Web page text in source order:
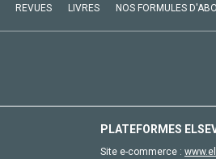
REVUES LIVRES NOS FORMULES
PLATEFORMES
Site e-commerce :